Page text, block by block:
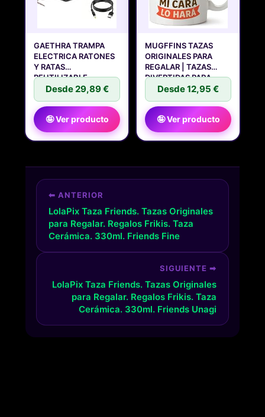
GAETHRA TRAMPA
ELECTRICA RATONES
Y RATAS
REUTILIZABLE
ASESINO DE
Desde 29,89 €
🤪 Ver producto
MUGFFINS TAZAS
ORIGINALES PARA
REGALAR | TAZAS
DIVERTIDAS PARA
Desde 12,95 €
🤪 Ver producto
⬅ ANTERIOR
LolaPix Taza Friends. Tazas Originales
para Regalar. Regalos Frikis. Taza
Cerámica. 330ml. Friends Fine
SIGUIENTE ➡
LolaPix Taza Friends. Tazas Originales
para Regalar. Regalos Frikis. Taza
Cerámica. 330ml. Friends Unagi